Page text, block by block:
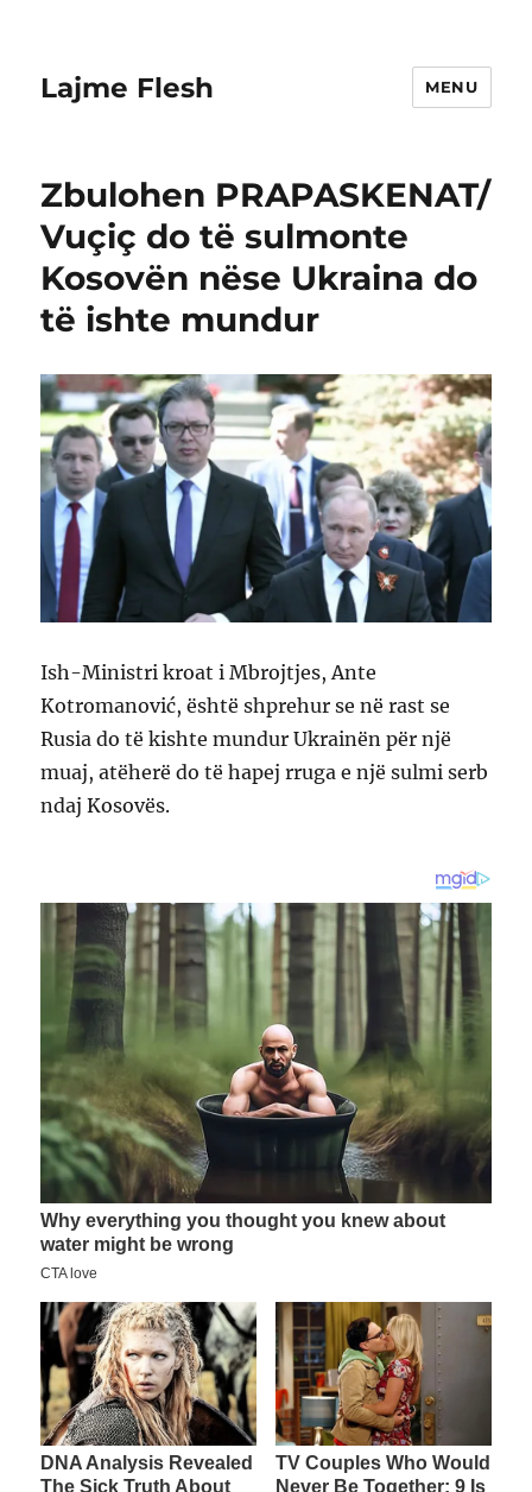
Lajme Flesh MENU
Zbulohen PRAPASKENAT/
Vuçiç do të sulmonte
Kosovën nëse Ukraina do
të ishte mundur
Ish-Ministri kroat i Mbrojtjes, Ante
Kotromanović, është shprehur se në rast se
Rusia do të kishte mundur Ukrainën për një
muaj, atëherë do të hapej rruga e një sulmi serb
ndaj Kosovës.